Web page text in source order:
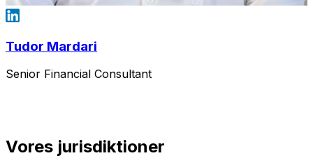
Tudor Mardari
Senior Financial Consultant
Vores jurisdiktioner